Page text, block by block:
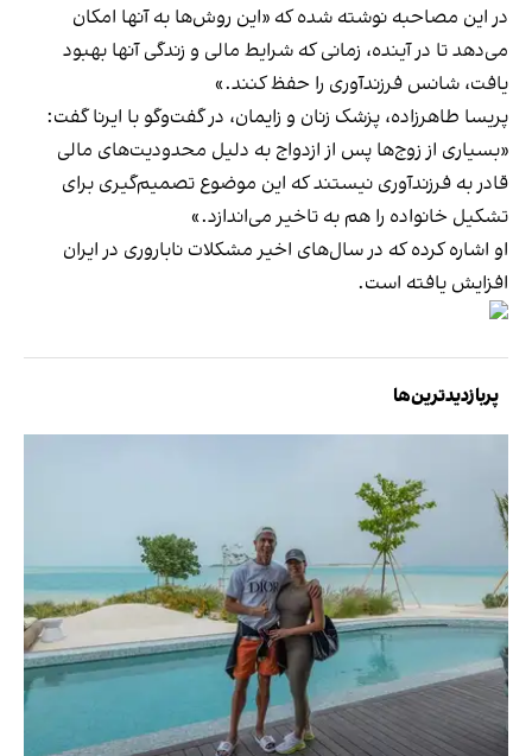
در این مصاحبه نوشته شده که «این روش‌ها به آنها امکان
می‌دهد تا در آینده، زمانی که شرایط مالی و زندگی‌ آنها بهبود
یافت، شانس فرزندآوری را حفظ کنند.»
پریسا طاهرزاده، پزشک زنان و زایمان،‌ در گفت‌وگو با ایرنا گفت:
«بسیاری از زوج‌ها پس از ازدواج به دلیل محدودیت‌های مالی
قادر به فرزندآوری نیستند که این موضوع تصمیم‌گیری برای
تشکیل خانواده را هم به تاخیر می‌اندازد.»
او اشاره کرده که در سال‌های اخیر مشکلات ناباروری در ایران
افزایش یافته است.
پربازدیدترین‌ها